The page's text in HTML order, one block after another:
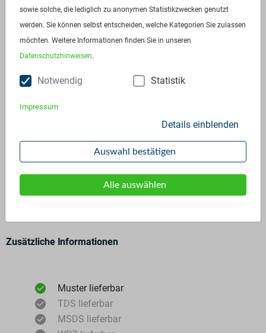
Preis:Auf Anfrage
Allgemeine Angaben
Materialtyp
Wertstoff
Polymer
PP - 100%
Zusätzliche Informationen
Muster lieferbar
TDS lieferbar
MSDS lieferbar
sowie solche, die lediglich zu anonymen Statistikzwecken genutzt
werden. Sie können selbst entscheiden, welche Kategorien Sie zulassen
möchten. Weitere Informationen finden Sie in unseren
Datenschutzhinweisen.
Notwendig Statistik
Impressum
Details einblenden
Auswahl bestätigen
Alle auswählen